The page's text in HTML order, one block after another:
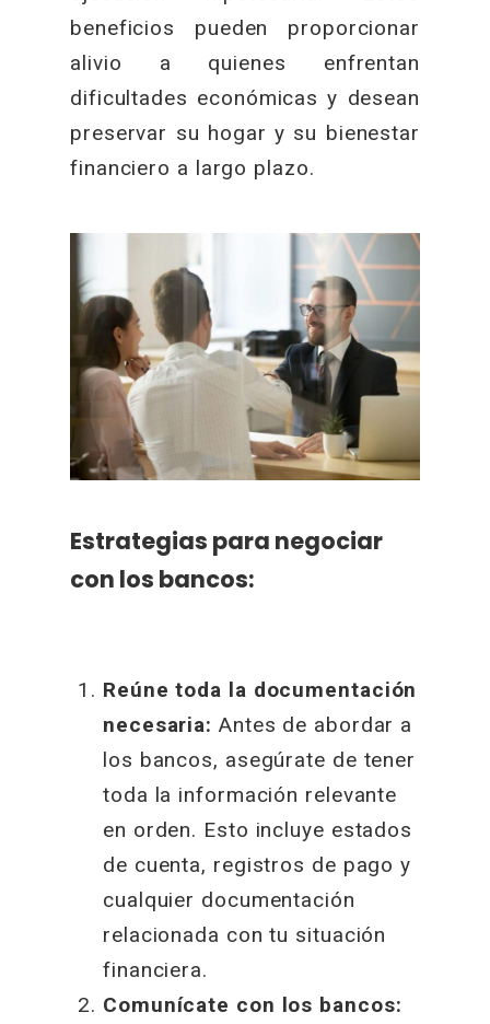
beneficios pueden proporcionar
alivio a quienes enfrentan
dificultades económicas y desean
preservar su hogar y su bienestar
financiero a largo plazo.
Estrategias para negociar
con los bancos:
Reúne toda la documentación
necesaria: Antes de abordar a
los bancos, asegúrate de tener
toda la información relevante
en orden. Esto incluye estados
de cuenta, registros de pago y
cualquier documentación
relacionada con tu situación
financiera.
Comunícate con los bancos: